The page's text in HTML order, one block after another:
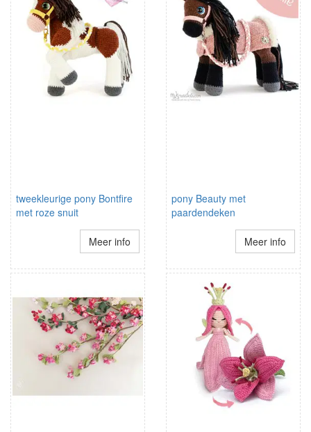
tweekleurige pony Bontfire
met roze snuit
Meer info
pony Beauty met
paardendeken
Meer info